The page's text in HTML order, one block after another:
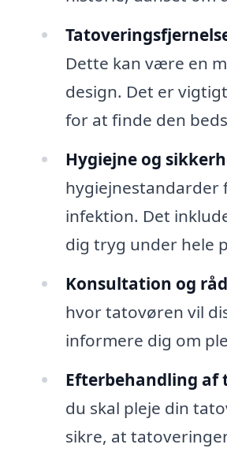
Dette kan være en
design. Det er
for at finde den
Hygiejne og
hygiejnestandarder
infektion. Det
dig tryg under hele
Konsultation og
hvor tatovøren vil
informere dig om
Efterbehandling af
du skal pleje din
sikre, at